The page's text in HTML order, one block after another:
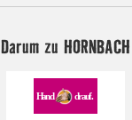
Darum zu HORNBACH